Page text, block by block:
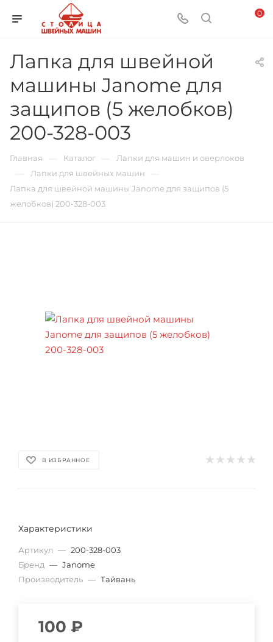
0
Лапка для швейной
машины Janome для
защипов (5 желобков)
200-328-003
Главная Каталог Лапки для машин и оверлоков
Лапки для швейных машин
Лапка для швейной машины Janome для защипов (5
желобков) 200-328-003
В ИЗБРАННОЕ
Характеристики
Артикул — 200-328-003
Бренд — Janome
Производитель — Тайвань
100 ₽